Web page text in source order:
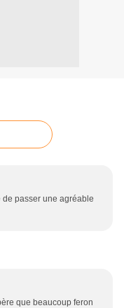
passer une agréable
que beaucoup feron